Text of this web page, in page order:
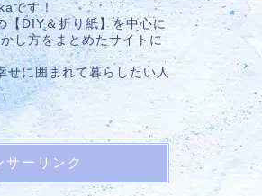
です！
【DIY＆折り紙】を中心に
し方をまとめたサイトに
せに囲まれて暮らしたい人
サーリンク